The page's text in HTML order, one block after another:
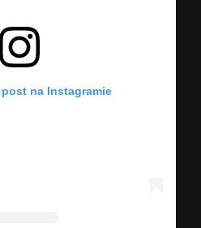
na Instagramie